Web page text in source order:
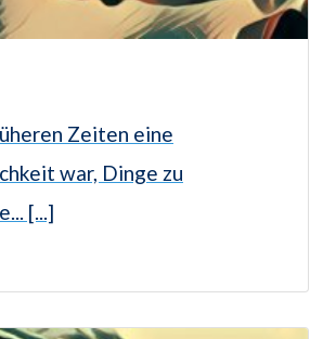
Zeiten eine
war, Dinge zu
[...]